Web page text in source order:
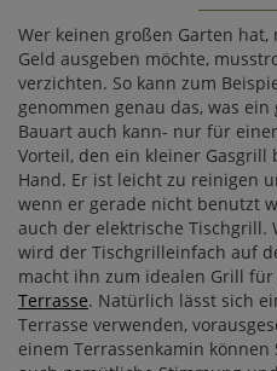
Wer keinen großen Garten
Geld ausgeben möchte,
verzichten. So kann zum
genommen genau das, was
Bauart auch kann- nur für
Vorteil, den ein kleiner
Hand. Er ist leicht zu reinigen
wenn er gerade nicht benutzt
auch der elektrische Tischgrill.
wird der Tischgrilleinfach auf
macht ihn zum idealen Grill für
Terrasse. Natürlich lässt sich
Terrasse verwenden,
einem Terrassenkamin